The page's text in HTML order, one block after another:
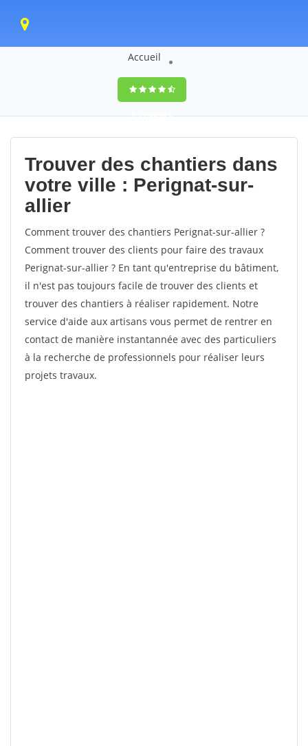
Accueil
9,5(100%)0
votes
Trouver des chantiers dans
votre ville : Perignat-sur-
allier
Comment trouver des chantiers Perignat-sur-allier ?
Comment trouver des clients pour faire des travaux
Perignat-sur-allier ? En tant qu'entreprise du bâtiment,
il n'est pas toujours facile de trouver des clients et
trouver des chantiers à réaliser rapidement. Notre
service d'aide aux artisans vous permet de rentrer en
contact de manière instantannée avec des particuliers
à la recherche de professionnels pour réaliser leurs
projets travaux.